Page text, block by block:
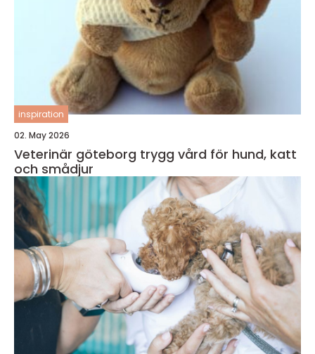
inspiration
02. May 2026
Veterinär göteborg trygg vård för hund, katt
och smådjur